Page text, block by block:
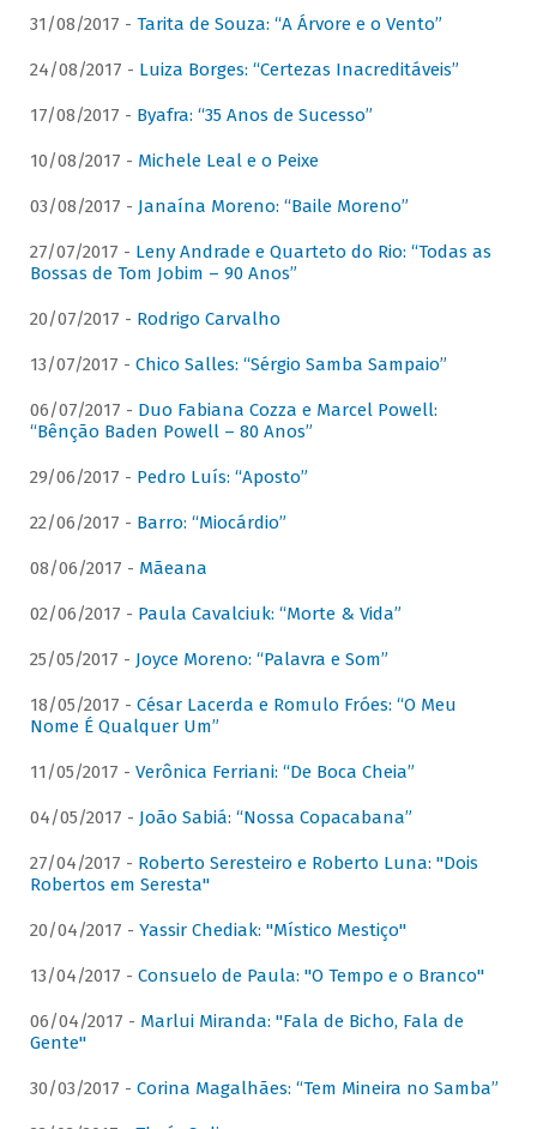
31/08/2017 - Tarita de Souza: “A Árvore e o Vento”
24/08/2017 - Luiza Borges: “Certezas Inacreditáveis”
17/08/2017 - Byafra: “35 Anos de Sucesso”
10/08/2017 - Michele Leal e o Peixe
03/08/2017 - Janaína Moreno: “Baile Moreno”
27/07/2017 - Leny Andrade e Quarteto do Rio: “Todas as
Bossas de Tom Jobim – 90 Anos”
20/07/2017 - Rodrigo Carvalho
13/07/2017 - Chico Salles: “Sérgio Samba Sampaio”
06/07/2017 - Duo Fabiana Cozza e Marcel Powell:
“Bênção Baden Powell – 80 Anos”
29/06/2017 - Pedro Luís: “Aposto”
22/06/2017 - Barro: “Miocárdio”
08/06/2017 - Mãeana
02/06/2017 - Paula Cavalciuk: “Morte & Vida”
25/05/2017 - Joyce Moreno: “Palavra e Som”
18/05/2017 - César Lacerda e Romulo Fróes: “O Meu
Nome É Qualquer Um”
11/05/2017 - Verônica Ferriani: “De Boca Cheia”
04/05/2017 - João Sabiá: “Nossa Copacabana”
27/04/2017 - Roberto Seresteiro e Roberto Luna: "Dois
Robertos em Seresta"
20/04/2017 - Yassir Chediak: "Místico Mestiço"
13/04/2017 - Consuelo de Paula: "O Tempo e o Branco"
06/04/2017 - Marlui Miranda: "Fala de Bicho, Fala de
Gente"
30/03/2017 - Corina Magalhães: “Tem Mineira no Samba”